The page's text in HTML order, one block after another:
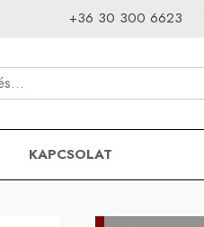
+36 30 300 6623
KAPCSOLAT